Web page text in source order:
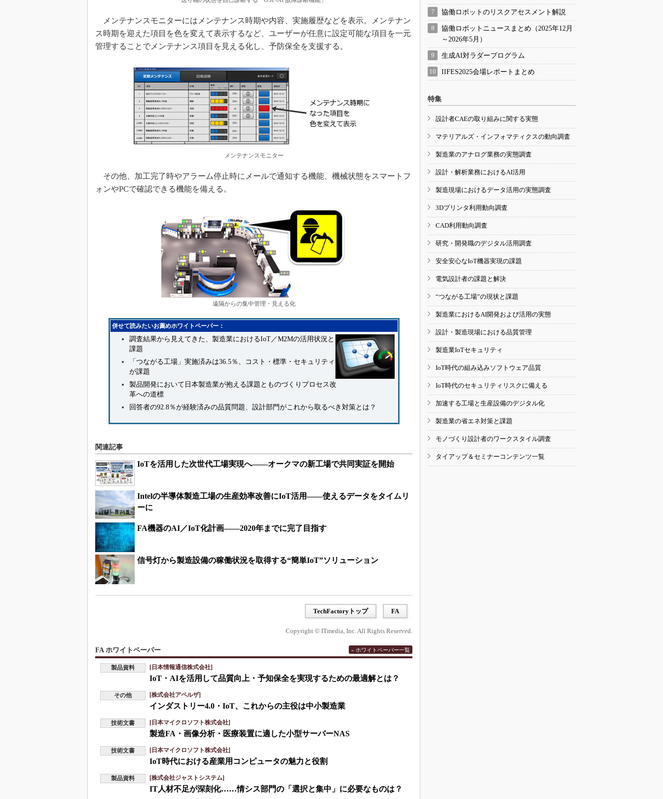
メンテナンスモニターにはメンテナンス時期や内容、実施履歴などを表示。メンテナン
ス時期を迎えた項目を色を変えて表示するなど、ユーザーが任意に設定可能な項目を一元
管理することでメンテナンス項目を見える化し、予防保全を支援する。
メンテナンスモニター
その他、加工完了時やアラーム停止時にメールで通知する機能、機械状態をスマートフ
ォンやPCで確認できる機能を備える。
遠隔からの集中管理・見える化
併せて読みたいお薦めホワイトペーパー：
調査結果から見えてきた、製造業におけるIoT／M2Mの活用状況と
課題
「つながる工場」実施済みは36.5％、コスト・標準・セキュリティ
が課題
製品開発において日本製造業が抱える課題とものづくりプロセス改
革への道標
回答者の92.8％が経験済みの品質問題、設計部門がこれから取るべき対策とは？
関連記事
IoTを活用した次世代工場実現へ――オークマの新工場で共同実証を開始
Intelの半導体製造工場の生産効率改善にIoT活用――使えるデータをタイムリ
ーに
FA機器のAI／IoT化計画――2020年までに完了目指す
信号灯から製造設備の稼働状況を取得する“簡単IoT”ソリューション
TechFactoryトップ FA
Copyright © ITmedia, Inc. All Rights Reserved.
FA ホワイトペーパー » ホワイトペーパー一覧
製品資料 [日本情報通信株式会社]
IoT・AIを活用して品質向上・予知保全を実現するための最適解とは？
その他 [株式会社アペルザ]
インダストリー4.0・IoT、これからの主役は中小製造業
技術文書 [日本マイクロソフト株式会社]
製造FA・画像分析・医療装置に適した小型サーバーNAS
技術文書 [日本マイクロソフト株式会社]
IoT時代における産業用コンピュータの魅力と役割
製品資料 [株式会社ジャストシステム]
IT人材不足が深刻化……情シス部門の「選択と集中」に必要なものは？
協働ロボットのリスクアセスメント解説
協働ロボットニュースまとめ（2025年12月
～2026年5月）
生成AI対ラダープログラム
IIFES2025会場レポートまとめ
特集
設計者CAEの取り組みに関する実態
マテリアルズ・インフォマティクスの動向調査
製造業のアナログ業務の実態調査
設計・解析業務におけるAI活用
製造現場におけるデータ活用の実態調査
3Dプリンタ利用動向調査
CAD利用動向調査
研究・開発職のデジタル活用調査
安全安心なIoT機器実現の課題
電気設計者の課題と解決
“つながる工場”の現状と課題
製造業におけるAI開発および活用の実態
設計・製造現場における品質管理
製造業IoTセキュリティ
IoT時代の組み込みソフトウェア品質
IoT時代のセキュリティリスクに備える
加速する工場と生産設備のデジタル化
製造業の省エネ対策と課題
モノづくり設計者のワークスタイル調査
タイアップ＆セミナーコンテンツ一覧